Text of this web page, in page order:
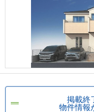
掲載終
物件情報